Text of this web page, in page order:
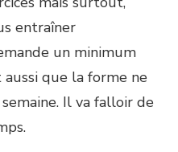
entraîner
un minimum
que la forme ne
Il va falloir de